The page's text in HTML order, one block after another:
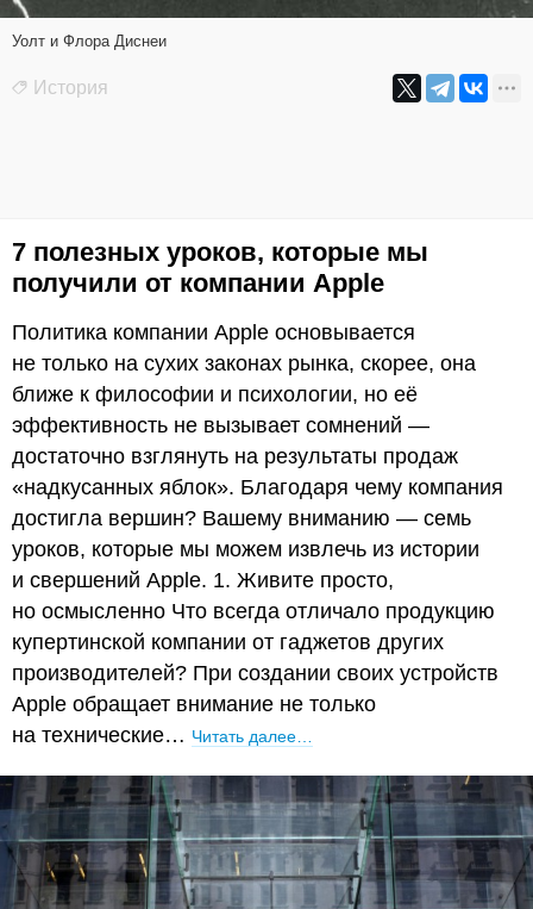
Уолт и Флора Диснеи
История
7 полезных уроков, которые мы
получили от компании Apple
Политика компании Apple основывается
не только на сухих законах рынка, скорее, она
ближе к философии и психологии, но её
эффективность не вызывает сомнений —
достаточно взглянуть на результаты продаж
«надкусанных яблок». Благодаря чему компания
достигла вершин? Вашему вниманию — семь
уроков, которые мы можем извлечь из истории
и свершений Apple. 1. Живите просто,
но осмысленно Что всегда отличало продукцию
купертинской компании от гаджетов других
производителей? При создании своих устройств
Apple обращает внимание не только
на технические… Читать далее…